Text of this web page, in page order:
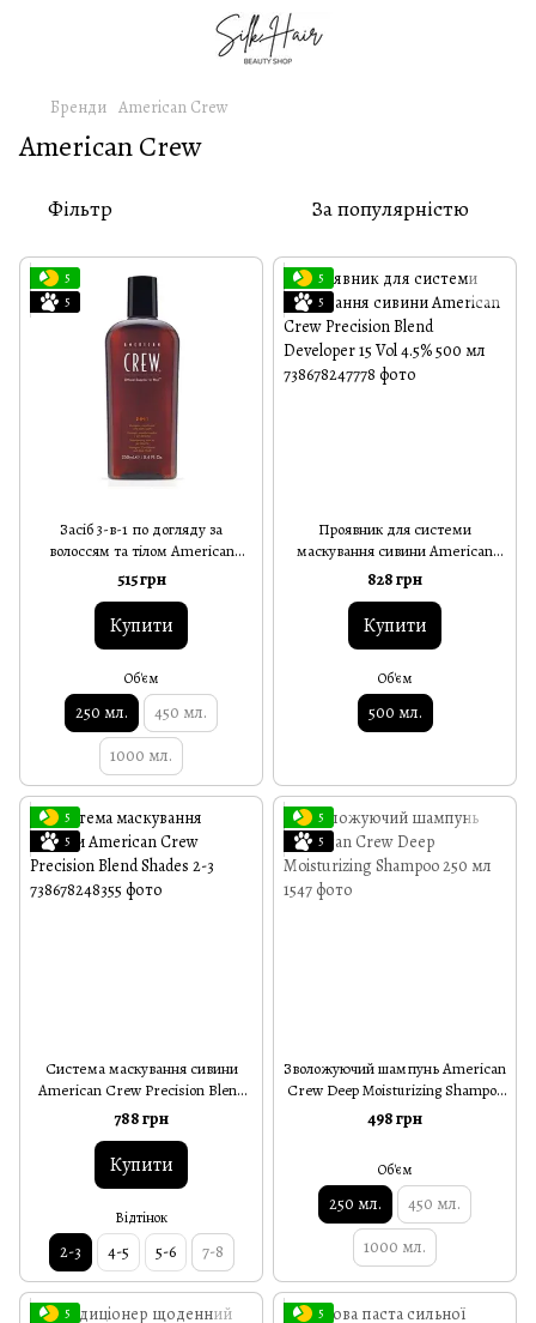
Бренди American Crew
American Crew
Фільтр За популярністю
5
5
Засіб 3-в-1 по догляду за
волоссям та тілом American
Crew Shampoo, Conditioner and
Body Wash 3in1 250 мл
515 грн
Купити
Об'єм
250 мл.
450 мл.
1000 мл.
5
5
Проявник для системи
маскування сивини American
Crew Precision Blend Developer
15 Vol 4.5% 500 мл
828 грн
Купити
Об'єм
500 мл.
5
5
Система маскування сивини
American Crew Precision Blend
Shades 2-3
788 грн
Купити
Відтінок
2-3 4-5 5-6 7-8
5
5
Зволожуючий шампунь American
Crew Deep Moisturizing Shampoo
250 мл
498 грн
Об'єм
250 мл.
450 мл.
1000 мл.
5
5